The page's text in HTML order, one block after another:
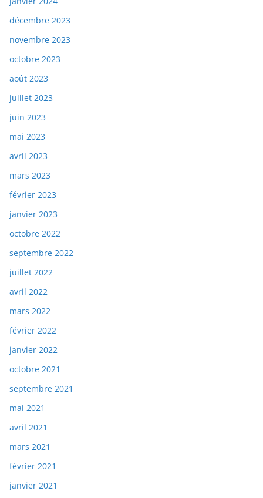
décembre 2023
novembre 2023
octobre 2023
août 2023
juillet 2023
juin 2023
mai 2023
avril 2023
mars 2023
février 2023
janvier 2023
octobre 2022
septembre 2022
juillet 2022
avril 2022
mars 2022
février 2022
janvier 2022
octobre 2021
septembre 2021
mai 2021
avril 2021
mars 2021
février 2021
janvier 2021